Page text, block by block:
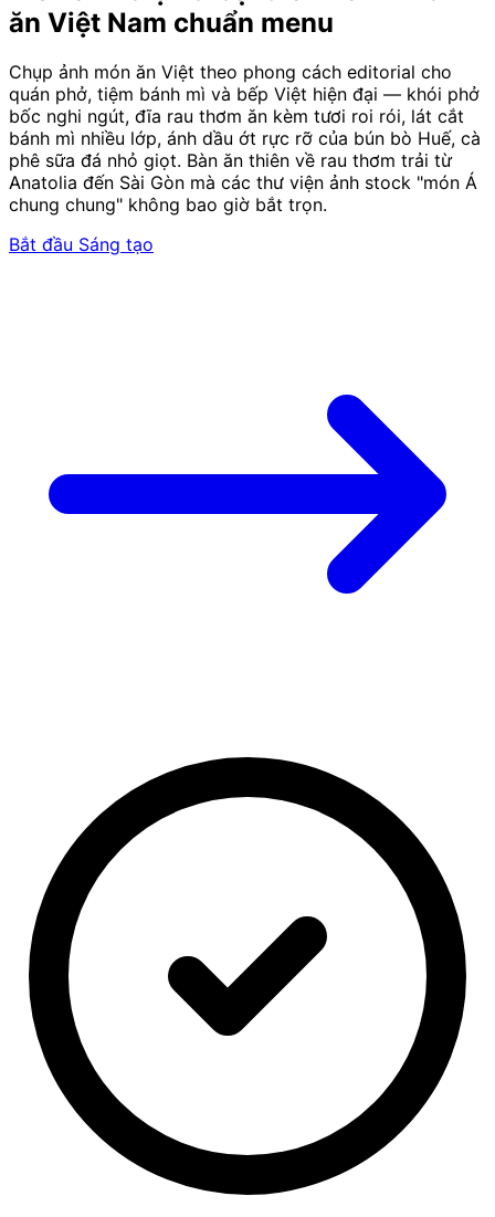
ăn Việt Nam chuẩn menu
Chụp ảnh món ăn Việt theo phong cách editorial cho
quán phở, tiệm bánh mì và bếp Việt hiện đại — khói phở
bốc nghi ngút, đĩa rau thơm ăn kèm tươi roi rói, lát cắt
bánh mì nhiều lớp, ánh dầu ớt rực rỡ của bún bò Huế, cà
phê sữa đá nhỏ giọt. Bàn ăn thiên về rau thơm trải từ
Anatolia đến Sài Gòn mà các thư viện ảnh stock "món Á
chung chung" không bao giờ bắt trọn.
Bắt đầu Sáng tạo